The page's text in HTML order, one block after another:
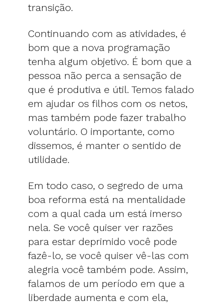
transição.
Continuando com as atividades, é
bom que a nova programação
tenha algum objetivo. É bom que a
pessoa não perca a sensação de
que é produtiva e útil. Temos falado
em ajudar os filhos com os netos,
mas também pode fazer trabalho
voluntário. O importante, como
dissemos, é manter o sentido de
utilidade.
Em todo caso, o segredo de uma
boa reforma está na mentalidade
com a qual cada um está imerso
nela. Se você quiser ver razões
para estar deprimido você pode
fazê-lo, se você quiser vê-las com
alegria você também pode. Assim,
falamos de um período em que a
liberdade aumenta e com ela,